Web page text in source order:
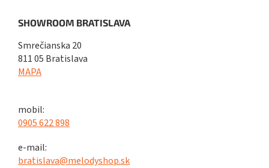
SHOWROOM BRATISLAVA
Smrečianska 20
811 05 Bratislava
MAPA
mobil:
0905 622 898
e-mail:
bratislava@melodyshop.sk